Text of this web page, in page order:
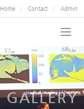
Home Contact Admin
GALLERY